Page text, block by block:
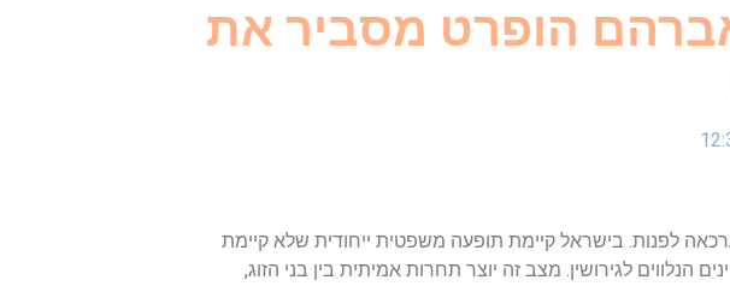
אברהם הופרט מסביר את
לפנות. בישראל קיימת תופעה משפטית ייחודית שלא קיימת
לגירושין. מצב זה יוצר תחרות אמיתית בין בני הזוג,